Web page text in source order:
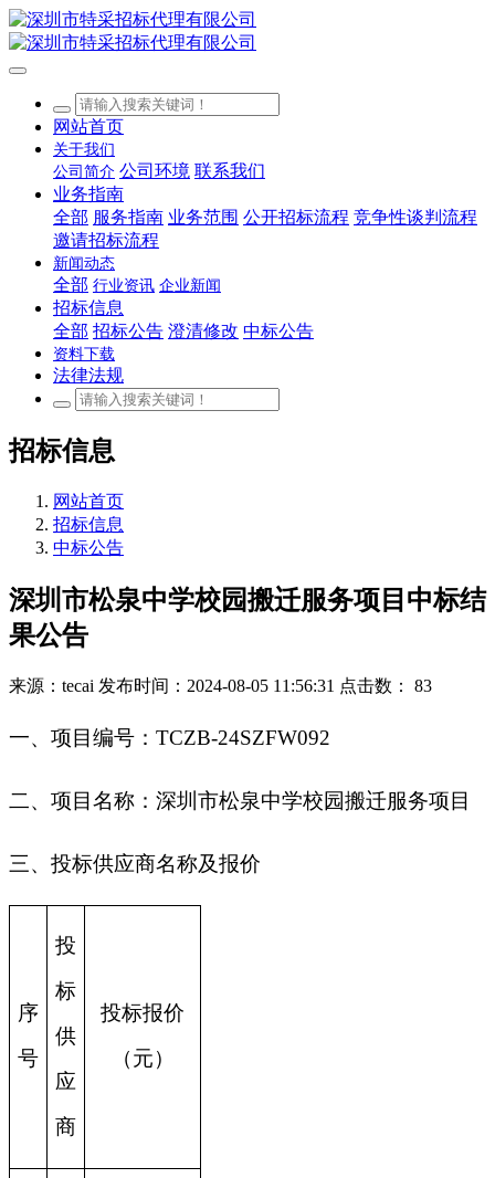
网站首页
关于我们
公司简介 公司环境 联系我们
业务指南
全部 服务指南 业务范围 公开招标流程 竞争性谈判流程
邀请招标流程
新闻动态
全部 行业资讯 企业新闻
招标信息
全部 招标公告 澄清修改 中标公告
资料下载
法律法规
招标信息
网站首页
招标信息
中标公告
深圳市松泉中学校园搬迁服务项目中标结
果公告
来源：tecai 发布时间：2024-08-05 11:56:31 点击数： 83
一、项目编号：TCZB-24SZFW092
二、项目名称：深圳市松泉中学校园搬迁服务项目
三、投标供应商名称及报价
序
号
投
标
供
应
商
投标报价
（元）